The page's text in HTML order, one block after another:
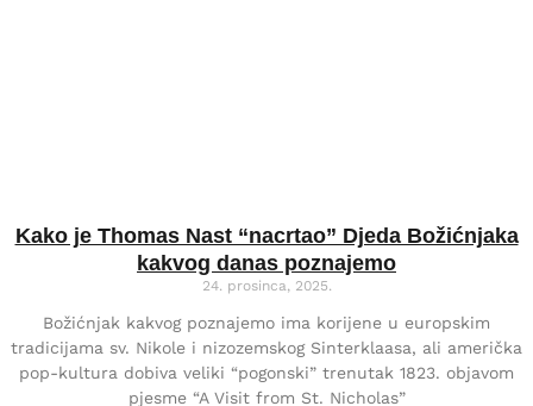
Kako je Thomas Nast “nacrtao” Djeda Božićnjaka
kakvog danas poznajemo
24. prosinca, 2025.
Božićnjak kakvog poznajemo ima korijene u europskim
tradicijama sv. Nikole i nizozemskog Sinterklaasa, ali američka
pop-kultura dobiva veliki “pogonski” trenutak 1823. objavom
pjesme “A Visit from St. Nicholas”